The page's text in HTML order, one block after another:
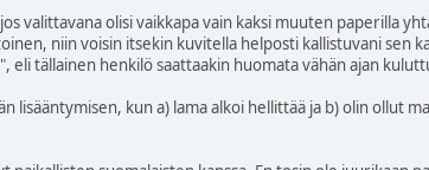
valittavana olisi vaikkapa vain kaksi muuten paperilla
niin voisin itsekin kuvitella helposti kallistuvani sen
tällainen henkilö saattaakin huomata vähän ajan
lisääntymisen, kun a) lama alkoi hellittää ja b) olin ollut